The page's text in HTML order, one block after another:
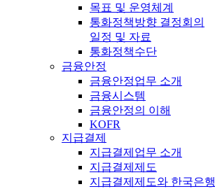
목표 및 운영체계
통화정책방향 결정회의
일정 및 자료
통화정책수단
금융안정
금융안정업무 소개
금융시스템
금융안정의 이해
KOFR
지급결제
지급결제업무 소개
지급결제제도
지급결제제도와 한국은행